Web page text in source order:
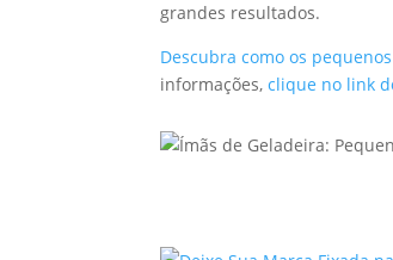
grandes resultados.
Descubra como os
informações,clique no link